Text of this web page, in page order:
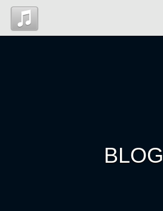
Blog
BLOG